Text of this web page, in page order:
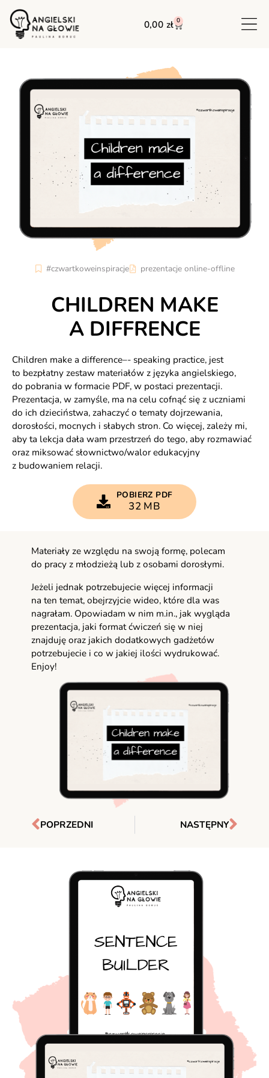
0,00 zł 0
#czwartkoweinspiracje prezentacje online-offline
CHILDREN MAKE
A DIFFRENCE
Children make a difference–- speaking practice, jest
to bezpłatny zestaw materiałów z języka angielskiego,
do pobrania w formacie PDF, w postaci prezentacji.
Prezentacja, w zamyśle, ma na celu cofnąć się z uczniami
do ich dzieciństwa, zahaczyć o tematy dojrzewania,
dorosłości, mocnych i słabych stron. Co więcej, zależy mi,
aby ta lekcja dała wam przestrzeń do tego, aby rozmawiać
oraz miksować słownictwo/walor edukacyjny
z budowaniem relacji.
POBIERZ PDF
32 MB
Materiały ze względu na swoją formę, polecam
do pracy z młodzieżą lub z osobami dorosłymi.
Jeżeli jednak potrzebujecie więcej informacji
na ten temat, obejrzyjcie wideo, które dla was
nagrałam. Opowiadam w nim m.in., jak wygląda
prezentacja, jaki format ćwiczeń się w niej
znajduję oraz jakich dodatkowych gadżetów
potrzebujecie i co w jakiej ilości wydrukować.
Enjoy!
POPRZEDNI NASTĘPNY